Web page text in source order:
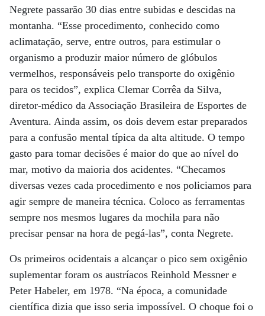
Negrete passarão 30 dias entre subidas e descidas na
montanha. “Esse procedimento, conhecido como
aclimatação, serve, entre outros, para estimular o
organismo a produzir maior número de glóbulos
vermelhos, responsáveis pelo transporte do oxigênio
para os tecidos”, explica Clemar Corrêa da Silva,
diretor-médico da Associação Brasileira de Esportes de
Aventura. Ainda assim, os dois devem estar preparados
para a confusão mental típica da alta altitude. O tempo
gasto para tomar decisões é maior do que ao nível do
mar, motivo da maioria dos acidentes. “Checamos
diversas vezes cada procedimento e nos policiamos para
agir sempre de maneira técnica. Coloco as ferramentas
sempre nos mesmos lugares da mochila para não
precisar pensar na hora de pegá-las”, conta Negrete.
Os primeiros ocidentais a alcançar o pico sem oxigênio
suplementar foram os austríacos Reinhold Messner e
Peter Habeler, em 1978. “Na época, a comunidade
científica dizia que isso seria impossível. O choque foi o